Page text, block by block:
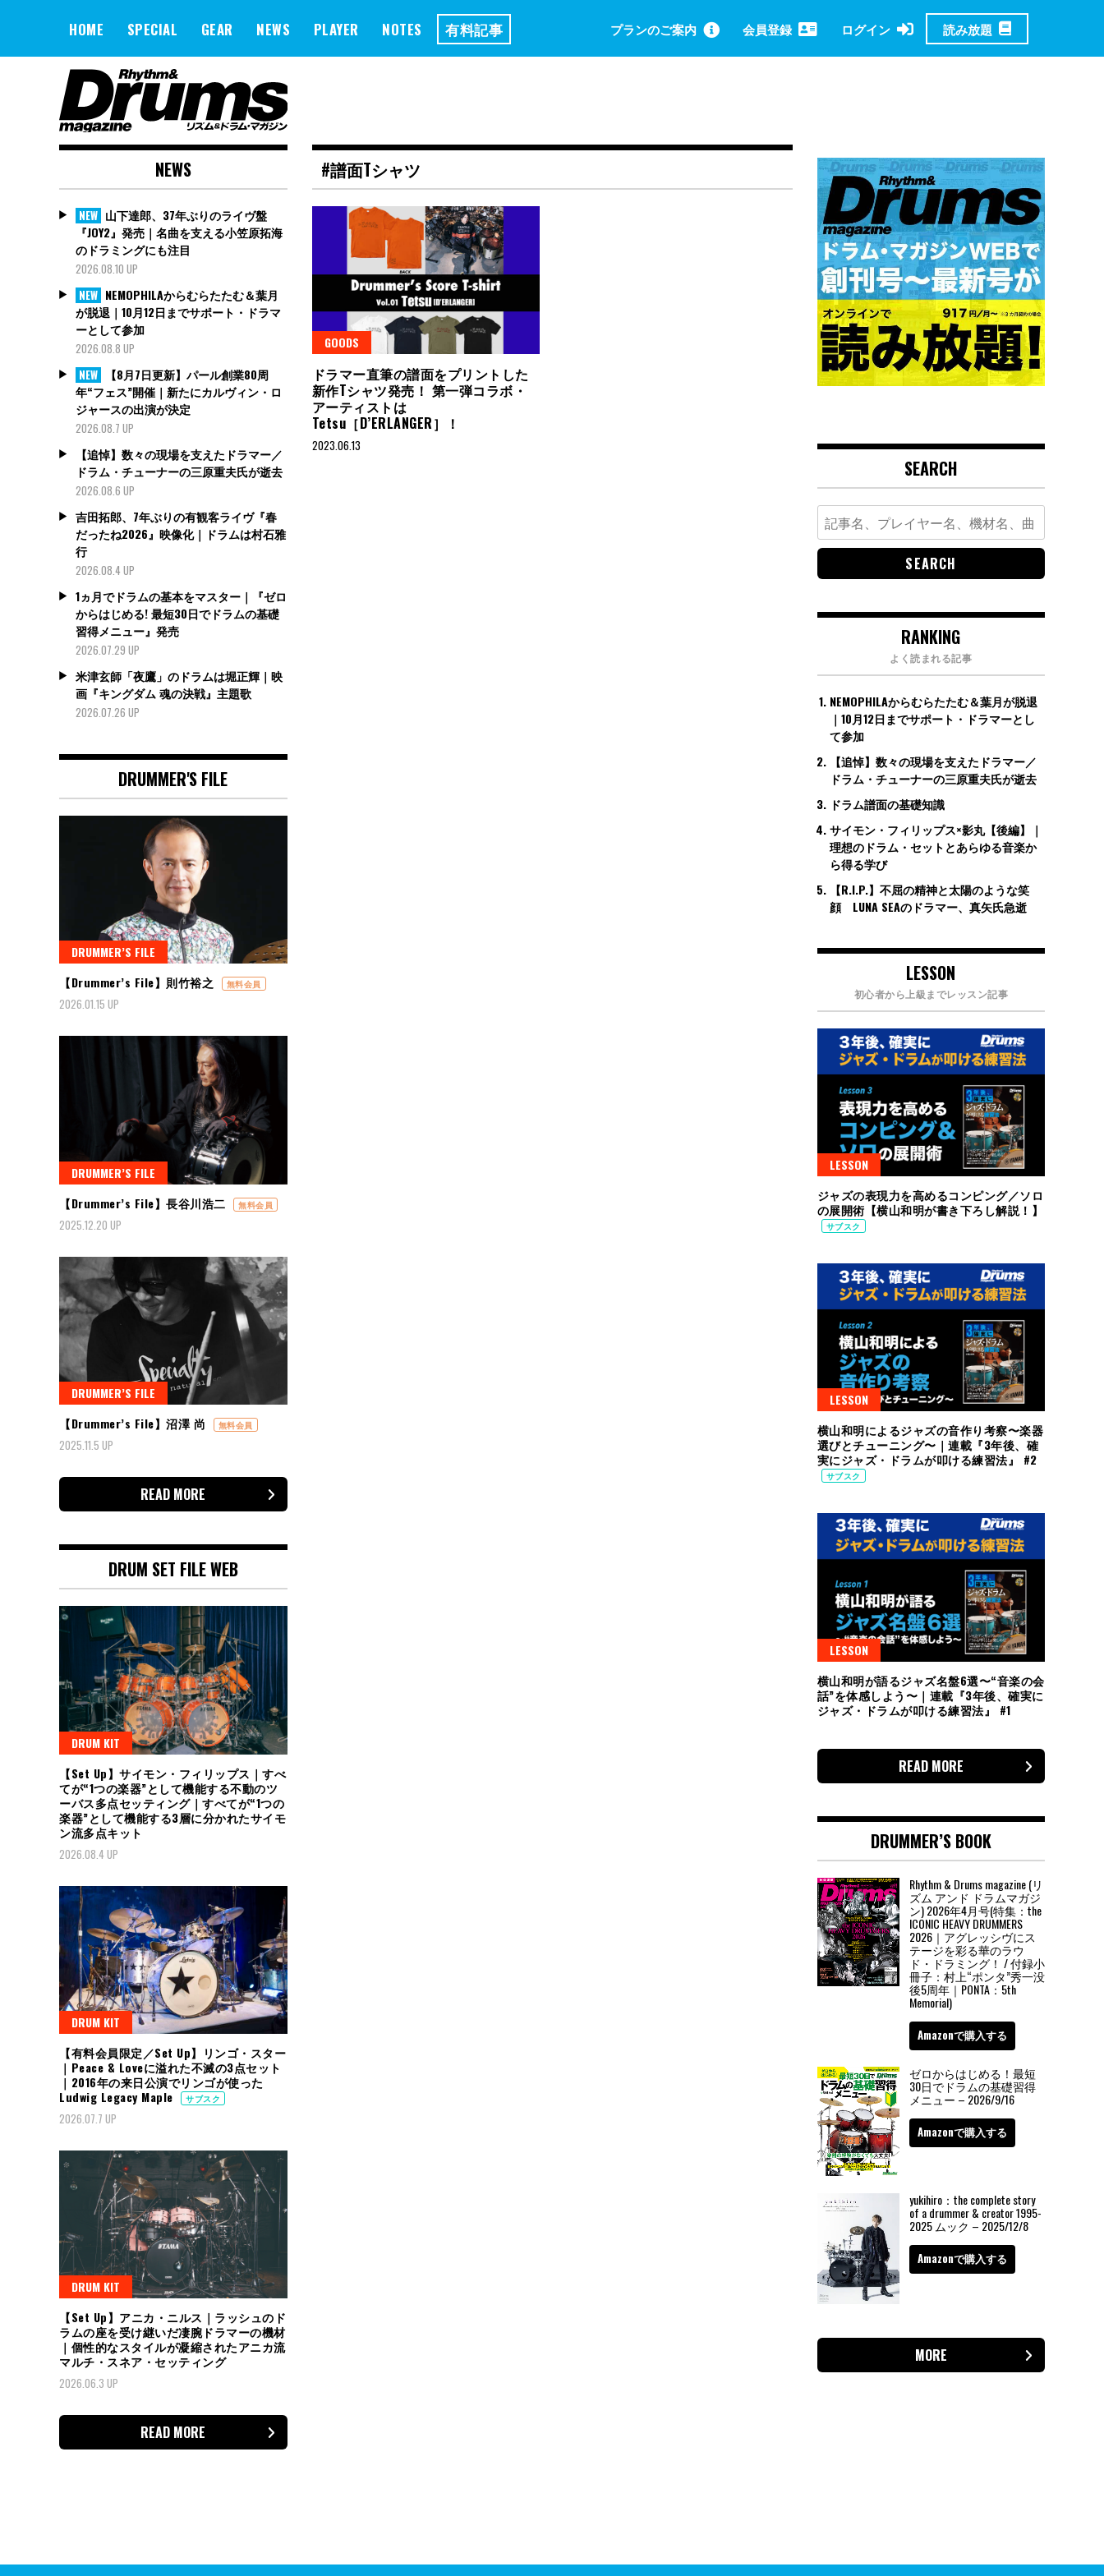
HOME SPECIAL GEAR NEWS PLAYER NOTES 有料記事 プランのご案内 会員登録 ログイン 読み放題
#譜面Tシャツ
GOODS
ドラマー直筆の譜面をプリントした
新作Tシャツ発売！ 第一弾コラボ・
アーティストは
Tetsu［D’ERLANGER］！
2023.06.13
NEWS
NEW 山下達郎、37年ぶりのライヴ盤
『JOY2』発売｜名曲を支える小笠原拓海
のドラミングにも注目
2026.08.10 UP
NEW NEMOPHILAからむらたたむ＆葉月
が脱退｜10月12日までサポート・ドラマ
ーとして参加
2026.08.8 UP
NEW
【8月7日更新】パール創業80周
年“フェス”開催｜新たにカルヴィン・ロ
ジャースの出演が決定
2026.08.7 UP
【追悼】数々の現場を支えたドラマー／
ドラム・チューナーの三原重夫氏が逝去
2026.08.6 UP
吉田拓郎、7年ぶりの有観客ライヴ『春
だったね2026』映像化｜ドラムは村石雅
行
2026.08.4 UP
1ヵ月でドラムの基本をマスター｜『ゼロ
からはじめる! 最短30日でドラムの基礎
習得メニュー』発売
2026.07.29 UP
米津玄師「夜鷹」のドラムは堀正輝｜映
画『キングダム 魂の決戦』主題歌
2026.07.26 UP
DRUMMER'S FILE
DRUMMER’S FILE
【Drummer’s File】則竹裕之
無料会員
2026.01.15 UP
DRUMMER’S FILE
【Drummer’s File】長谷川浩二
無料会員
2025.12.20 UP
DRUMMER’S FILE
【Drummer’s File】沼澤 尚
無料会員
2025.11.5 UP
READ MORE
DRUM SET FILE WEB
DRUM KIT
【Set Up】サイモン・フィリップス｜すべ
てが“1つの楽器”として機能する不動のツ
ーバス多点セッティング｜すべてが“1つの
楽器”として機能する3層に分かれたサイモ
ン流多点キット
2026.08.4 UP
DRUM KIT
【有料会員限定／Set Up】リンゴ・スター
｜Peace & Loveに溢れた不滅の3点セット
｜2016年の来日公演でリンゴが使った
Ludwig Legacy Maple
サブスク
2026.07.7 UP
DRUM KIT
【Set Up】アニカ・ニルス｜ラッシュのド
ラムの座を受け継いだ凄腕ドラマーの機材
｜個性的なスタイルが凝縮されたアニカ流
マルチ・スネア・セッティング
2026.06.3 UP
READ MORE
SEARCH
Search
for:
RANKING
よく読まれる記事
NEMOPHILAからむらたたむ＆葉月が脱退
｜10月12日までサポート・ドラマーとし
て参加
【追悼】数々の現場を支えたドラマー／
ドラム・チューナーの三原重夫氏が逝去
ドラム譜面の基礎知識
サイモン・フィリップス×影丸【後編】｜
理想のドラム・セットとあらゆる音楽か
ら得る学び
【R.I.P.】不屈の精神と太陽のような笑
顔 LUNA SEAのドラマー、真矢氏急逝
LESSON
初心者から上級までレッスン記事
LESSON
ジャズの表現力を高めるコンピング／ソロ
の展開術【横山和明が書き下ろし解説！】
サブスク
LESSON
横山和明によるジャズの音作り考察〜楽器
選びとチューニング〜｜連載『3年後、確
実にジャズ・ドラムが叩ける練習法』 #2
サブスク
LESSON
横山和明が語るジャズ名盤6選〜“音楽の会
話”を体感しよう〜｜連載『3年後、確実に
ジャズ・ドラムが叩ける練習法』 #1
READ MORE
DRUMMER’S BOOK
Rhythm & Drums magazine (リ
ズム アンド ドラムマガジ
ン) 2026年4月号(特集：the
ICONIC HEAVY DRUMMERS
2026｜アグレッシヴにス
テージを彩る華のラウ
ド・ドラミング！ / 付録小
冊子：村上“ポンタ”秀一没
後5周年｜PONTA：5th
Memorial)
Amazonで購入する
ゼロからはじめる！最短
30日でドラムの基礎習得
メニュー – 2026/9/16
Amazonで購入する
yukihiro：the complete story
of a drummer & creator 1995-
2025 ムック – 2025/12/8
Amazonで購入する
MORE